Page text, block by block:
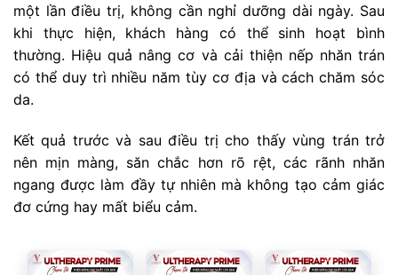
một lần điều trị, không cần nghỉ dưỡng dài ngày. Sau
khi thực hiện, khách hàng có thể sinh hoạt bình
thường. Hiệu quả nâng cơ và cải thiện nếp nhăn trán
có thể duy trì nhiều năm tùy cơ địa và cách chăm sóc
da.
Kết quả trước và sau điều trị cho thấy vùng trán trở
nên mịn màng, săn chắc hơn rõ rệt, các rãnh nhăn
ngang được làm đầy tự nhiên mà không tạo cảm giác
đơ cứng hay mất biểu cảm.